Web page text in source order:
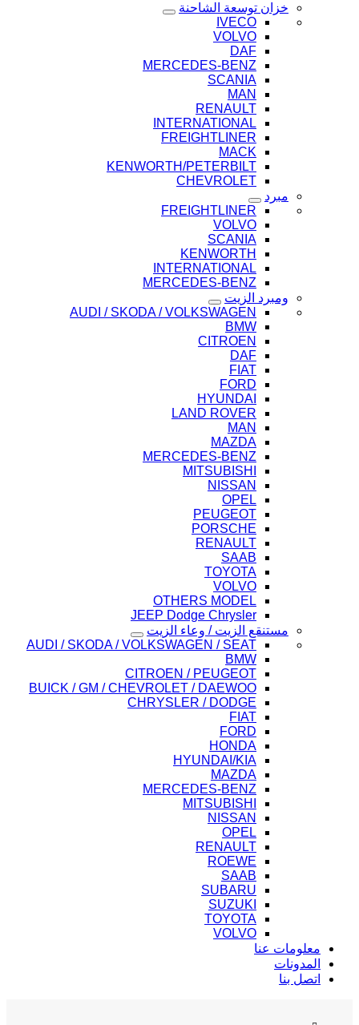
خزان توسعة الشاحنة
IVECO
VOLVO
DAF
MERCEDES-BENZ
SCANIA
MAN
RENAULT
INTERNATIONAL
FREIGHTLINER
MACK
KENWORTH/PETERBILT
CHEVROLET
مبرد
FREIGHTLINER
VOLVO
SCANIA
KENWORTH
INTERNATIONAL
MERCEDES-BENZ
ومبرد الزيت
AUDI / SKODA / VOLKSWAGEN
BMW
CITROEN
DAF
FIAT
FORD
HYUNDAI
LAND ROVER
MAN
MAZDA
MERCEDES-BENZ
MITSUBISHI
NISSAN
OPEL
PEUGEOT
PORSCHE
RENAULT
SAAB
TOYOTA
VOLVO
OTHERS MODEL
JEEP Dodge Chrysler
مستنقع الزيت / وعاء الزيت
AUDI / SKODA / VOLKSWAGEN / SEAT
BMW
CITROEN / PEUGEOT
BUICK / GM / CHEVROLET / DAEWOO
CHRYSLER / DODGE
FIAT
FORD
HONDA
HYUNDAI/KIA
MAZDA
MERCEDES-BENZ
MITSUBISHI
NISSAN
OPEL
RENAULT
ROEWE
SAAB
SUBARU
SUZUKI
TOYOTA
VOLVO
معلومات عنا
المدونات
اتصل بنا